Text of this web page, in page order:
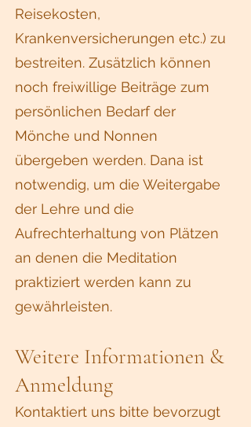
Reisekosten,
Krankenversicherungen etc.) zu
bestreiten. Zusätzlich können
noch freiwillige Beiträge zum
persönlichen Bedarf der
Mönche und Nonnen
übergeben werden. Dana ist
notwendig, um die Weitergabe
der Lehre und die
Aufrechterhaltung von Plätzen
an denen die Meditation
praktiziert werden kann zu
gewährleisten.
Weitere Informationen &
Anmeldung
Kontaktiert uns bitte bevorzugt